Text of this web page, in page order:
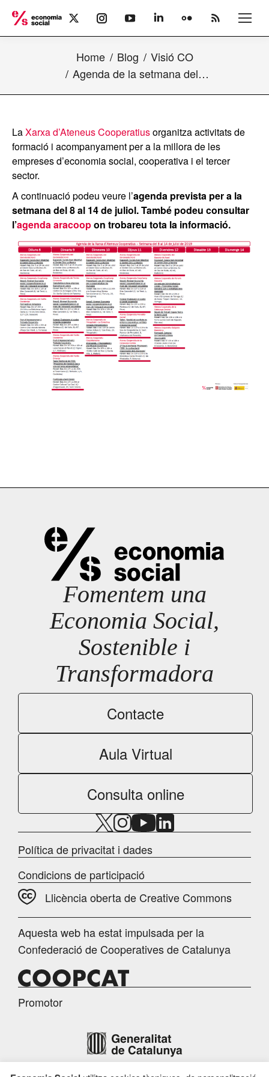
X
page
in
new
window
Instagram
page
in
new
window
YouTube
page
in
new
window
Linkedin
page
in
new
window
Flickr
page
in
new
window
Rss
page
Home Blog
Visió CO
Agenda de la setmana del…
LaXarxa d’Ateneus Cooperatiusorganitza activitats de
formació i acompanyament per a la millora de les
empreses d’economia social, cooperativa i el tercer
sector.
A continuació podeu veure l’agenda prevista per a la
setmana del 8 al 14 de juliol. També podeu consultar
l’agenda aracoopon trobareu tota la informació.
Fomentem una
Economia Social,
Sostenible i
Transformadora
Contacte
Aula Virtual
Consulta online
Política de privacitat i dades
Condicions de participació
Llicència oberta de Creative Commons
Aquesta web ha estat impulsada per la
Confederació de Cooperatives de Catalunya
Promotor